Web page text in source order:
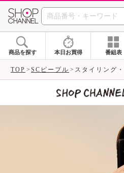
SHOP
商品を探す 本日お買得 番組表
TOP SCピープル スタイリング